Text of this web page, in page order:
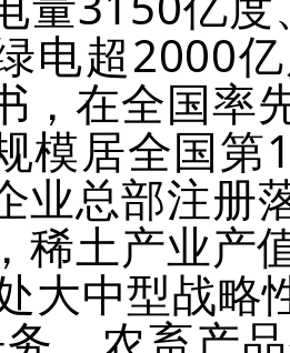
电超2000
，在全国率
模居全国第
业总部注册
稀土产业产
大中型战略